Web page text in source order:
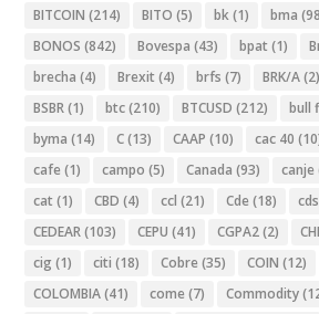
BITCOIN (214) BITO (5) bk(1) bma
BONOS (842) Bovespa (43) bpat (1)
brecha (4) Brexit (4) brfs (7) BRK/A(2)
BSBR(1) btc(210) BTCUSD (212) bull
byma (14) C(13) CAAP (10) cac 40
cafe (1) campo (5) Canada (93) canje
cat (1) CBD (4) ccl (21) Cde (18) cds
CEDEAR(103) CEPU (41) CGPA2(2)
cig (1) citi (18) Cobre (35) COIN (12)
COLOMBIA(41) come (7) Commodity